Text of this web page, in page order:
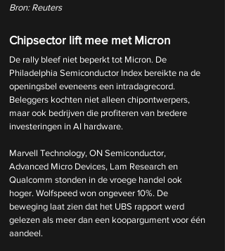
Bron: Reuters
Chipsector lift mee met Micron
De rally bleef niet beperkt tot Micron. De
Philadelphia Semiconductor Index bereikte na de
openingsbel eveneens een intradagrecord.
Beleggers kochten niet alleen chipontwerpers,
maar ook bedrijven die profiteren van bredere
investeringen in AI hardware.
Marvell Technology, ON Semiconductor,
Advanced Micro Devices, Lam Research en
Qualcomm stonden in de vroege handel ook
hoger. Wolfspeed won ongeveer 10%. De
beweging laat zien dat het UBS rapport werd
gelezen als meer dan een koopargument voor één
aandeel.